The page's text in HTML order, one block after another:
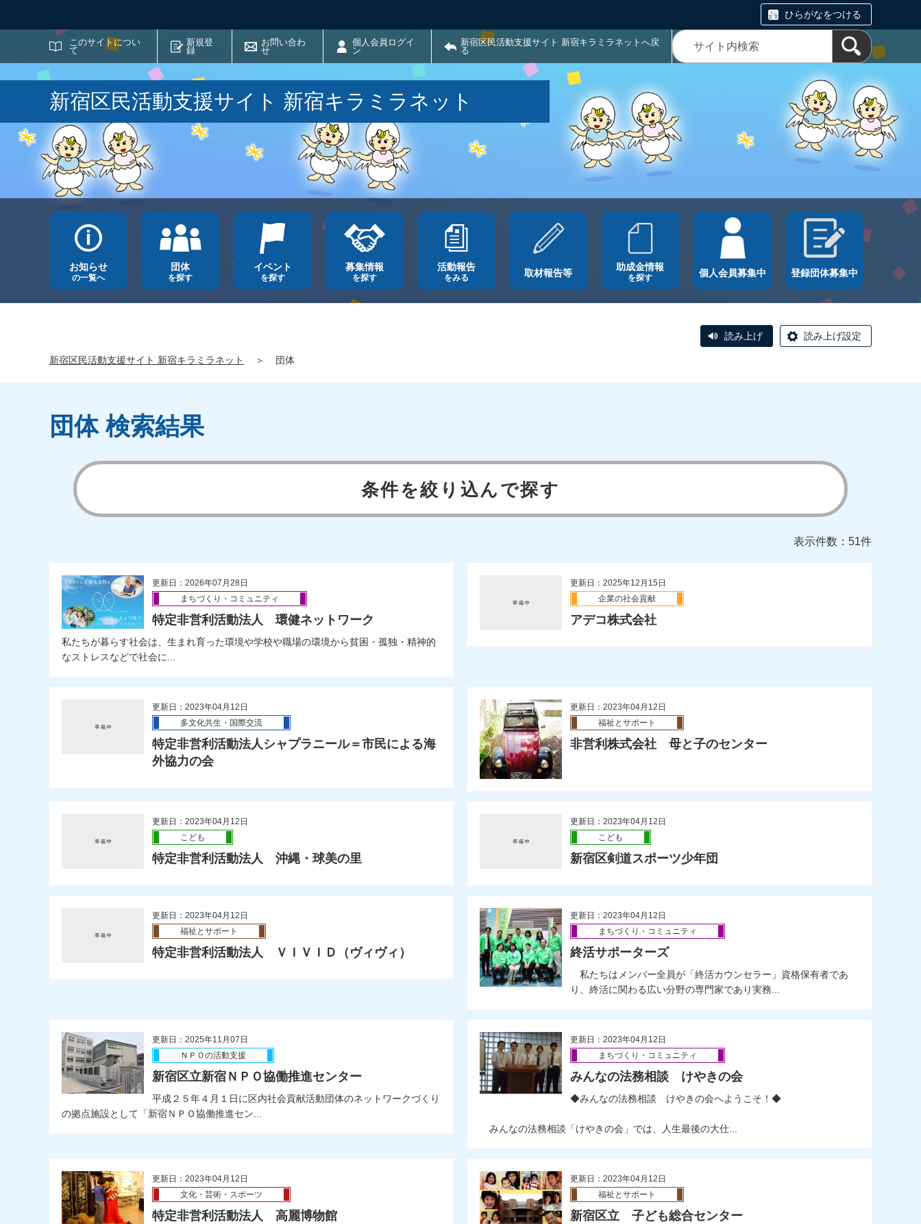
ひらがなをつける
このサイトについ
て
新規登
録
お問い合わ
せ
個人会員ログイ
ン
新宿区民活動支援サイト 新宿キラミラネットへ戻
る
サイト内検索
新宿区民活動支援サイト 新宿キラミラネット
お知らせ
の一覧へ
団体
を探す
イベント
を探す
募集情報
を探す
活動報告
をみる 取材報告等
助成金情報
を探す 個人会員募集中 登録団体募集中
読み上げ 読み上げ設定
新宿区民活動支援サイト 新宿キラミラネット ＞ 団体
団体 検索結果
条件を絞り込んで探す
表示件数：51件
更新日：2026年07月28日
まちづくり・コミュニティ
特定非営利活動法人 環健ネットワーク
私たちが暮らす社会は、生まれ育った環境や学校や職場の環境から貧困・孤独・精神的
なストレスなどで社会に...
更新日：2025年12月15日
企業の社会貢献
アデコ株式会社
更新日：2023年04月12日
多文化共生・国際交流
特定非営利活動法人シャプラニール＝市民による海
外協力の会
更新日：2023年04月12日
福祉とサポート
非営利株式会社 母と子のセンター
更新日：2023年04月12日
こども
特定非営利活動法人 沖縄・球美の里
更新日：2023年04月12日
こども
新宿区剣道スポーツ少年団
更新日：2023年04月12日
福祉とサポート
特定非営利活動法人 ＶＩＶＩＤ（ヴィヴィ）
更新日：2023年04月12日
まちづくり・コミュニティ
終活サポーターズ
私たちはメンバー全員が「終活カウンセラー」資格保有者であ
り、終活に関わる広い分野の専門家であり実務...
更新日：2025年11月07日
ＮＰＯの活動支援
新宿区立新宿ＮＰＯ協働推進センター
平成２５年４月１日に区内社会貢献活動団体のネットワークづくり
の拠点施設として「新宿ＮＰＯ協働推進セン...
更新日：2023年04月12日
まちづくり・コミュニティ
みんなの法務相談 けやきの会
◆みんなの法務相談 けやきの会へようこそ！◆
みんなの法務相談「けやきの会」では、人生最後の大仕...
更新日：2023年04月12日
文化・芸術・スポーツ
特定非営利活動法人 高麗博物館
更新日：2023年04月12日
福祉とサポート
新宿区立 子ども総合センター